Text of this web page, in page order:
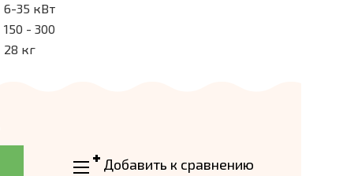
6-35 кВт
150 - 300
28 кг
Добавить к сравнению